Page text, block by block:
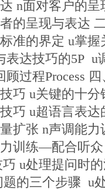
n面对客户的
的呈现与表达
准的界定 u掌
达技巧的5P u
顾过程Process
巧 u关键的十
巧 u超语言表
扩张 n声调能
训练—配合听众
u处理提问时
的三个步骤 u